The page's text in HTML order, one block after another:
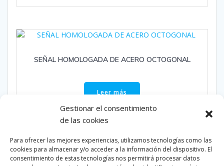
Gestionar el consentimiento
de las cookies
Para ofrecer las mejores experiencias, utilizamos tecnologías como las
cookies para almacenar y/o acceder a la información del dispositivo. El
consentimiento de estas tecnologías nos permitirá procesar datos
SEÑAL HOMOLOGADA DE ACERO OCTOGONAL
Leer más